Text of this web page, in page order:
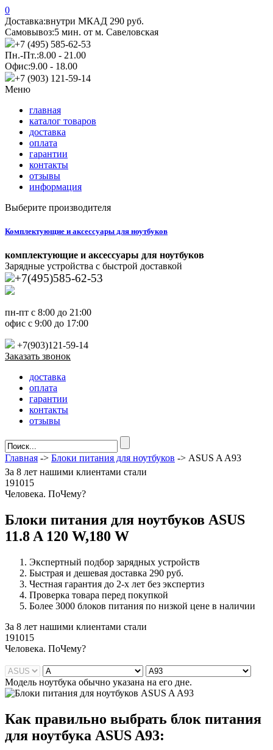
0
Доставка:внутри МКАД 290 руб.
Самовывоз:5 мин. от м. Савеловская
+7 (495) 585-62-53
Пн.-Пт.:8.00 - 21.00
Офис:9.00 - 18.00
+7 (903) 121-59-14
Меню
главная
каталог товаров
доставка
оплата
гарантии
контакты
отзывы
информация
Выберите производителя
Комплектующие и аксессуары для ноутбуков
комплектующие и аксессуары для ноутбуков
Зарядные устройства с быстрой доставкой
+7(495)585-62-53
пн-пт с 8:00 до 21:00
офис с 9:00 до 17:00
+7(903)121-59-14
Заказать звонок
доставка
оплата
гарантии
контакты
отзывы
Главная -> Блоки питания для ноутбуков -> ASUS A A93
За 8 лет нашими клиентами стали
191015
Человека. ПоЧему?
Блоки питания для ноутбуков ASUS
11.8 A 120 W,180 W
Экспертный подбор зарядных устройств
Быстрая и дешевая доставка 290 руб.
Честная гарантия до 2-х лет без экспертиз
Проверка товара перед покупкой
Более 3000 блоков питания по низкой цене в наличии
За 8 лет нашими клиентами стали
191015
Человека. ПоЧему?
Модель ноутбука обычно указана на его дне.
Как правильно выбрать блок питания
для ноутбука ASUS A93: